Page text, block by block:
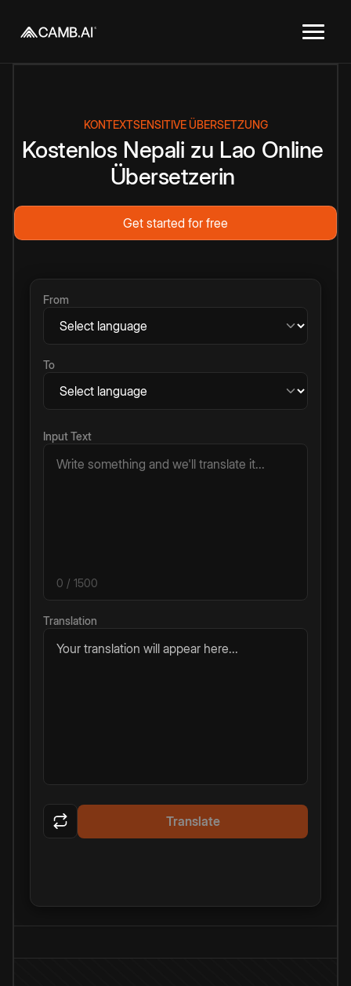
KONTEXTSENSITIVE ÜBERSETZUNG
Kostenlos Nepali zu Lao Online
Übersetzerin
Get started for free
From
To
Input Text
0 / 1500
Translation
Your translation will appear here...
Translate